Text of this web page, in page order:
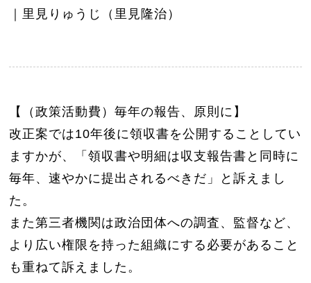
｜里見りゅうじ（里見隆治）
【（政策活動費）毎年の報告、原則に】
改正案では10年後に領収書を公開することしてい
ますかが、「領収書や明細は収支報告書と同時に
毎年、速やかに提出されるべきだ」と訴えまし
た。
また第三者機関は政治団体への調査、監督など、
より広い権限を持った組織にする必要があること
も重ねて訴えました。